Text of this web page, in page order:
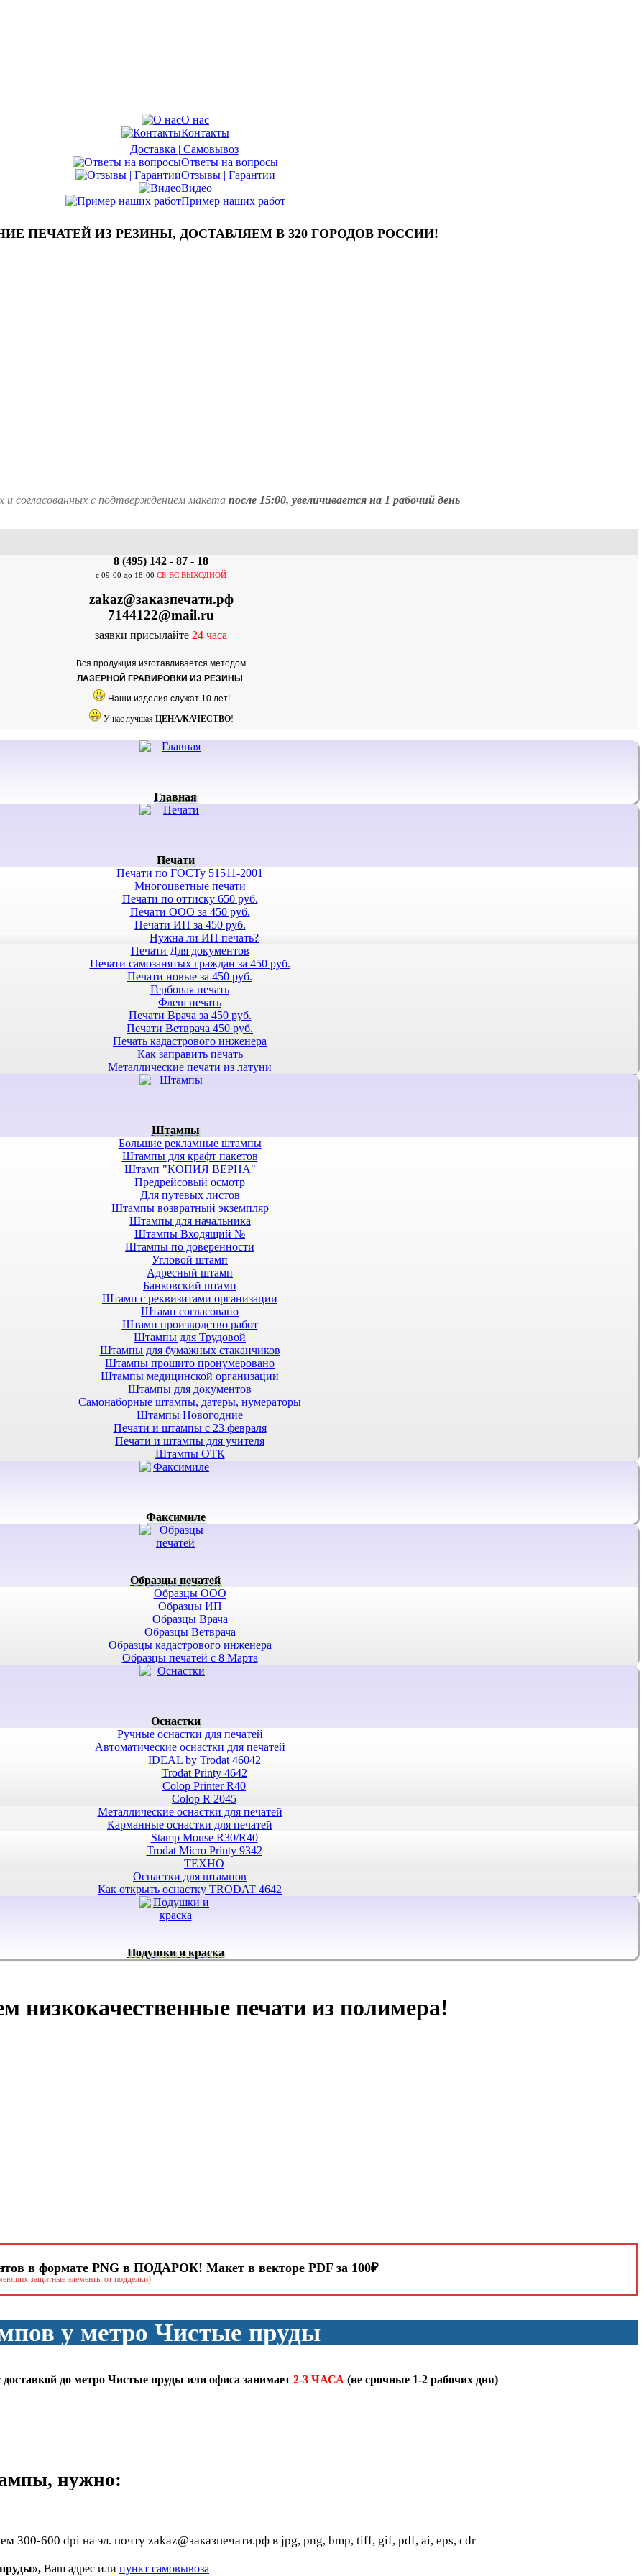
О нас
Контакты
Доставка | Самовывоз
Ответы на вопросы
Отзывы | Гарантии
Видео
Пример наших работ
ПЕЧАТЕЙ ИЗ РЕЗИНЫ, ДОСТАВЛЯЕМ В 320 ГОРОДОВ РОССИИ!
и согласованных с подтверждением макета после 15:00, увеличивается на 1 рабочий день
8 (495) 142 - 87 - 18
с 09-00 до 18-00 СБ-ВС ВЫХОДНОЙ
zakaz@заказпечати.рф
7144122@mail.ru
заявки присылайте 24 часа
Вся продукция изготавливается методом
ЛАЗЕРНОЙ ГРАВИРОВКИ ИЗ РЕЗИНЫ
Наши изделия служат 10 лет!
У нас лучшая ЦЕНА/КАЧЕСТВО!
Главная
Печати
Печати по ГОСТу 51511-2001
Многоцветные печати
Печати по оттиску 650 руб.
Печати ООО за 450 руб.
Печати ИП за 450 руб.
Нужна ли ИП печать?
Печати Для документов
Печати самозанятых граждан за 450 руб.
Печати новые за 450 руб.
Гербовая печать
Флеш печать
Печати Врача за 450 руб.
Печати Ветврача 450 руб.
Печать кадастрового инженера
Как заправить печать
Металлические печати из латуни
Штампы
Большие рекламные штампы
Штампы для крафт пакетов
Штамп "КОПИЯ ВЕРНА"
Предрейсовый осмотр
Для путевых листов
Штампы возвратный экземпляр
Штампы для начальника
Штампы Входящий №
Штампы по доверенности
Угловой штамп
Адресный штамп
Банковский штамп
Штамп с реквизитами организации
Штамп согласовано
Штамп производство работ
Штампы для Трудовой
Штампы для бумажных стаканчиков
Штампы прошито пронумеровано
Штампы медицинской организации
Штампы для документов
Самонаборные штампы, датеры, нумераторы
Штампы Новогодние
Печати и штампы с 23 февраля
Печати и штампы для учителя
Штампы ОТК
Факсимиле
Образцы печатей
Образцы ООО
Образцы ИП
Образцы Врача
Образцы Ветврача
Образцы кадастрового инженера
Образцы печатей с 8 Марта
Оснастки
Ручные оснастки для печатей
Автоматические оснастки для печатей
IDEAL by Trodat 46042
Trodat Printy 4642
Colop Printer R40
Colop R 2045
Металлические оснастки для печатей
Карманные оснастки для печатей
Stamp Mouse R30/R40
Trodat Micro Printy 9342
ТЕХНО
Оснастки для штампов
Как открыть оснастку TRODAT 4642
Подушки и краска
низкокачественные печати из полимера!
в формате PNG в ПОДАРОК! Макет в векторе PDF за 100₽
защитные элементы от подделки)
у метро Чистые пруды
до метро Чистые пруды или офиса занимает 2-3 ЧАСА (не срочные 1-2 рабочих дня)
нужно:
300-600 dpi на эл. почту zakaz@заказпечати.рф в jpg, png, bmp, tiff, gif, pdf, ai, eps, cdr
Ваш адрес или пункт самовывоза